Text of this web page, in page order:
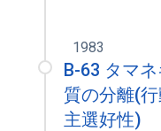
1983
B-63 タマ
質の分離(
主選好性)